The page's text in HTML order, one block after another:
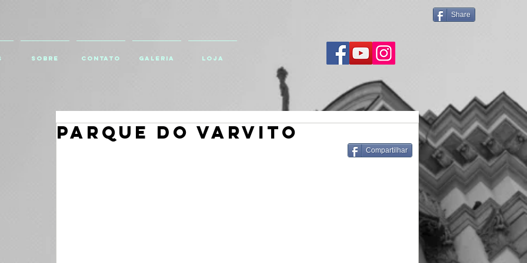
Share
SOBRE CONTATO GALERIA Loja
PARQUE DO VARVITO
Compartilhar